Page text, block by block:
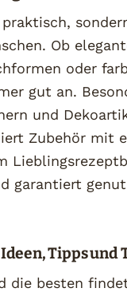
Ob
oder
gut an.
und
Zubehör mit
garantiert
Tipps und
die besten